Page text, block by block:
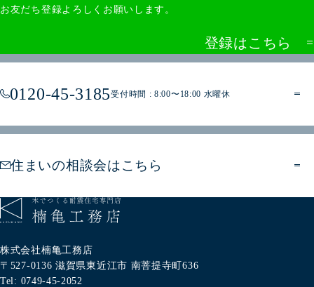
0120-45-3185受付時間 : 8:00〜18:00 水曜休
住まいの相談会はこちら
お友だち登録よろしくお願いします。
登録はこちら
株式会社楠亀工務店
〒527-0136 滋賀県東近江市 南菩提寺町636
Tel: 0749-45-2052